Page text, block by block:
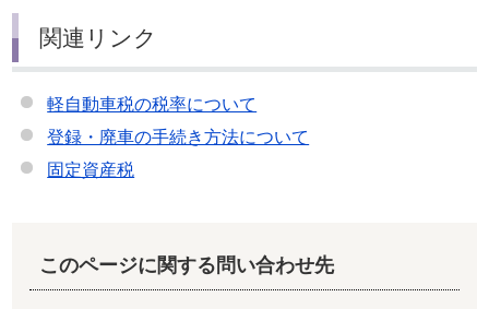
関連リンク
軽自動車税の税率について
登録・廃車の手続き方法について
固定資産税
このページに関する問い合わせ先